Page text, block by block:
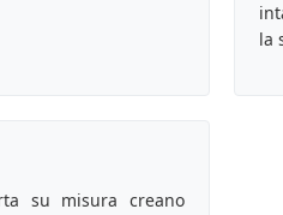
la
su misura creano